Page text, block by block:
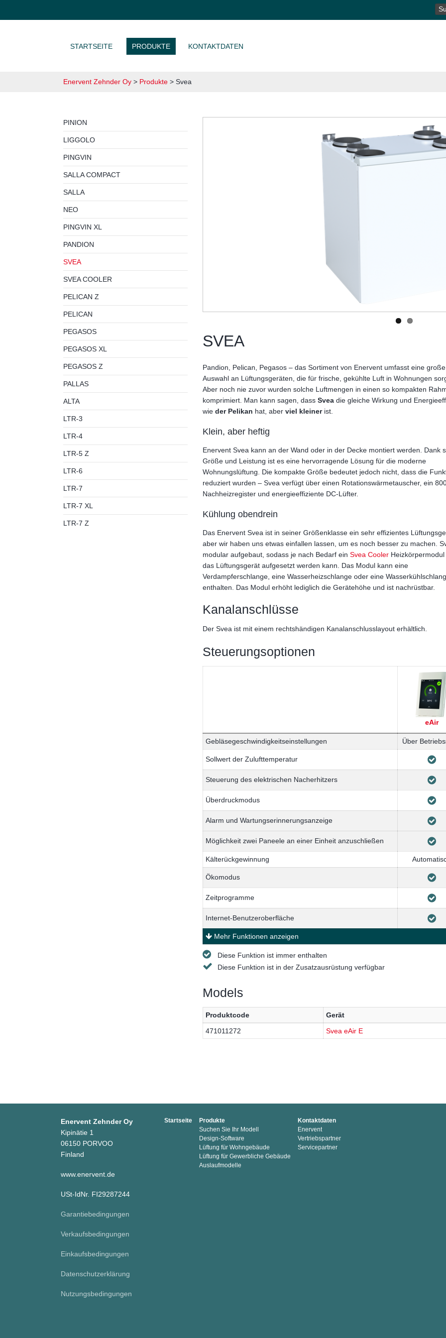
STARTSEITE PRODUKTE KONTAKTDATEN
Enervent Zehnder Oy > Produkte > Svea
PINION
LIGGOLO
PINGVIN
SALLA COMPACT
SALLA
NEO
PINGVIN XL
PANDION
SVEA
SVEA COOLER
PELICAN Z
PELICAN
PEGASOS
PEGASOS XL
PEGASOS Z
PALLAS
ALTA
LTR-3
LTR-4
LTR-5 Z
LTR-6
LTR-7
LTR-7 XL
LTR-7 Z
SVEA
Pandion, Pelican, Pegasos – das Sortiment von Enervent umfasst eine große
Auswahl an Lüftungsgeräten, die für frische, gekühlte Luft in Wohnungen
Aber noch nie zuvor wurden solche Luftmengen in einen so kompakten
komprimiert. Man kann sagen, dass Svea die gleiche Wirkung und
wie der Pelikan hat, aber viel kleinerist.
Klein, aber heftig
Enervent Svea kann an der Wand oder in der Decke montiert werden. Dank
Größe und Leistung ist es eine hervorragende Lösung für die moderne
Wohnungslüftung. Die kompakte Größe bedeutet jedoch nicht, dass die
reduziert wurden – Svea verfügt über einen Rotationswärmetauscher, ein
Nachheizregister und energieeffiziente DC-Lüfter.
Kühlung obendrein
Das Enervent Svea ist in seiner Größenklasse ein sehr effizientes
aber wir haben uns etwas einfallen lassen, um es noch besser zu machen.
modular aufgebaut, sodass je nach Bedarf ein Svea Cooler
das Lüftungsgerät aufgesetzt werden kann. Das Modul kann eine
Verdampferschlange, eine Wasserheizschlange oder eine
enthalten. Das Modul erhöht lediglich die Gerätehöhe und ist nachrüstbar.
Kanalanschlüsse
Der Svea ist mit einem rechtshändigen Kanalanschlusslayout erhältlich.
Steuerungsoptionen
eAir
Gebläsegeschwindigkeitseinstellungen Über
Sollwert der Zulufttemperatur
Steuerung des elektrischen Nacherhitzers
Überdruckmodus
Alarm und Wartungserinnerungsanzeige
Möglichkeit zwei Paneele an einer Einheit anzuschließen
Kälterückgewinnung
Ökomodus
Zeitprogramme
Internet-Benutzeroberfläche
Mehr Funktionen anzeigen
Diese Funktion ist immer enthalten
Diese Funktion ist in der Zusatzausrüstung verfügbar
Models
Produktcode
Gerät
471011272
Svea eAir E
Enervent Zehnder Oy
Kipinätie 1
06150 PORVOO
Finland
www.enervent.de
USt-IdNr. FI29287244
Garantiebedingungen
Verkaufsbedingungen
Einkaufsbedingungen
Datenschutzerklärung
Nutzungsbedingungen
Startseite
Produkte
Suchen Sie Ihr Modell
Design-Software
Lüftung für Wohngebäude
Lüftung für Gewerbliche Gebäude
Auslaufmodelle
Kontaktdaten
Enervent
Vertriebspartner
Servicepartner